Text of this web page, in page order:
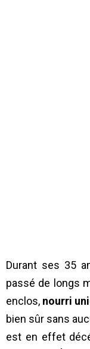
Durant ses 35
passé de longs
enclos, nourri
bien sûr sans
est en effet